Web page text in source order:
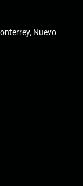
Nuevo